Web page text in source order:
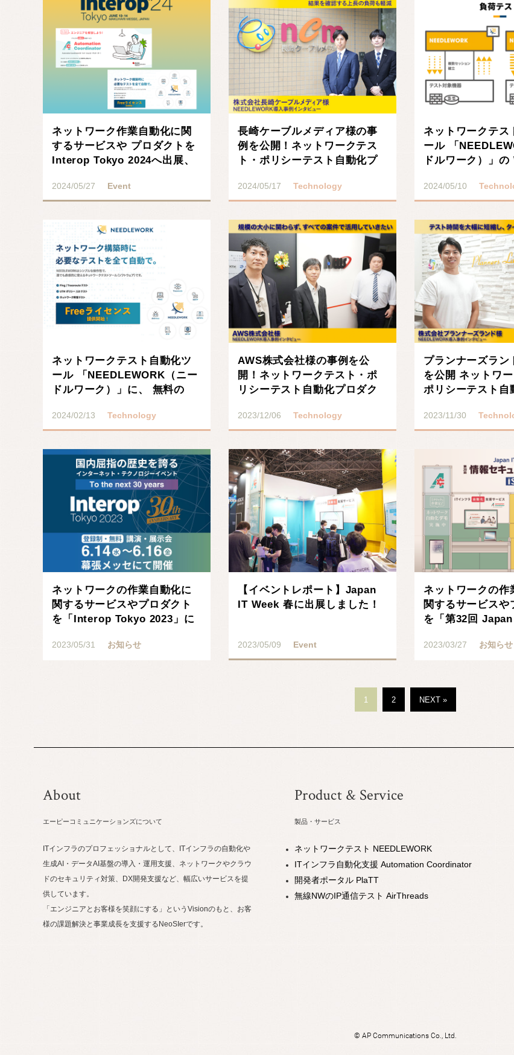
ネットワーク作業自動化に関
するサービスや プロダクトを
Interop Tokyo 2024へ出展、
2024/05/27 Event
長崎ケーブルメディア様の事
例を公開！ネットワークテス
ト・ポリシーテスト自動化プ
2024/05/17 Technology
ネットワークテス
ール 「
ドルワーク）」
2024/05/10
ネットワークテスト自動化ツ
ール 「NEEDLEWORK（ニー
ドルワーク）」に、 無料の
2024/02/13 Technology
AWS株式会社様の事例を公
開！ネットワークテスト・ポ
リシーテスト自動化プロダク
2023/12/06 Technology
プランナーズラン
を公開 ネットワー
ポリシーテスト自
2023/11/30
ネットワークの作業自動化に
関するサービスやプロダクト
を「Interop Tokyo 2023」に
2023/05/31 お知らせ
【イベントレポート】Japan
IT Week 春に出展しました！
2023/05/09 Event
ネットワークの作
関するサービスや
を「第32回
2023/03/27 お知らせ
1 2 NEXT »
About
エーピーコミュニケーションズについて
ITインフラのプロフェッショナルとして、ITインフラの自動化や
生成AI・データAI基盤の導入・運用支援、ネットワークやクラウ
ドのセキュリティ対策、DX開発支援など、幅広いサービスを提
供しています。
「エンジニアとお客様を笑顔にする」というVisionのもと、お客
様の課題解決と事業成長を支援するNeoSIerです。
Product & Service
製品・サービス
ネットワークテスト NEEDLEWORK
ITインフラ自動化支援 Automation Coordinator
開発者ポータル PlaTT
無線NWのIP通信テスト AirThreads
© AP Communications Co., Ltd.